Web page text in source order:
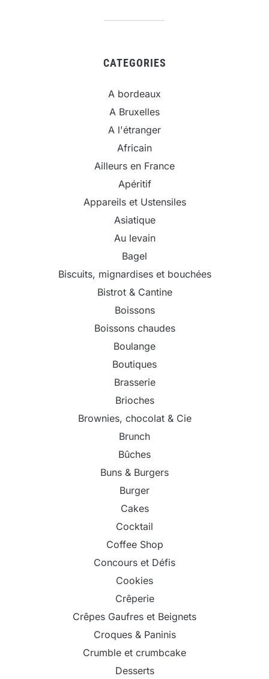
CATEGORIES
A bordeaux
A Bruxelles
A l'étranger
Africain
Ailleurs en France
Apéritif
Appareils et Ustensiles
Asiatique
Au levain
Bagel
Biscuits, mignardises et bouchées
Bistrot & Cantine
Boissons
Boissons chaudes
Boulange
Boutiques
Brasserie
Brioches
Brownies, chocolat & Cie
Brunch
Bûches
Buns & Burgers
Burger
Cakes
Cocktail
Coffee Shop
Concours et Défis
Cookies
Crêperie
Crêpes Gaufres et Beignets
Croques & Paninis
Crumble et crumbcake
Desserts